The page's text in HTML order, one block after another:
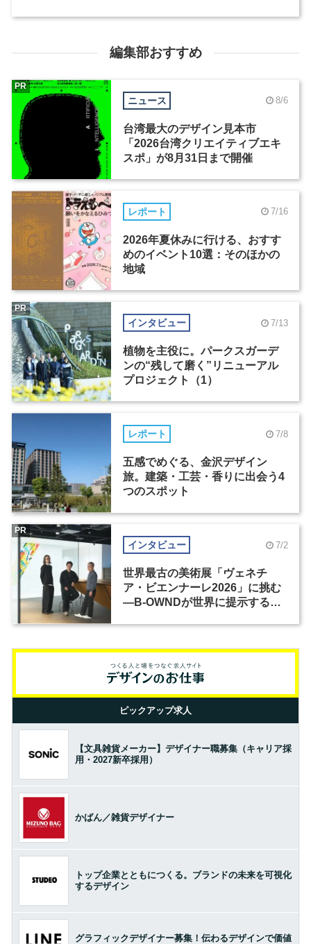
編集部おすすめ
ニュース 8/6
台湾最大のデザイン見本市
「2026台湾クリエイティブエキ
スポ」が8月31日まで開催
PR
レポート 7/16
2026年夏休みに行ける、おすす
めのイベント10選：そのほかの
地域
インタビュー 7/13
植物を主役に。パークスガーデ
ンの“残して磨く”リニューアル
プロジェクト（1）
PR
レポート 7/8
五感でめぐる、金沢デザイン
旅。建築・工芸・香りに出会う4
つのスポット
インタビュー 7/2
世界最古の美術展「ヴェネチ
ア・ビエンナーレ2026」に挑む
―B-OWNDが世界に提示する美
PR
ピックアップ求人
【文具雑貨メーカー】デザイナー職募集（キャリア採
用・2027新卒採用）
かばん／雑貨デザイナー
トップ企業とともにつくる。ブランドの未来を可視化
するデザイン
グラフィックデザイナー募集！伝わるデザインで価値